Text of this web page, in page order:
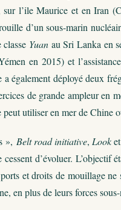
sur l’ile Maurice et en Iran
d’un sous-marin
Yuan au Sri Lanka en
en 2015) et
également déployé deux
de grande ampleur en
peut utiliser en mer de Chine
», Belt road initiative, Look
d’évoluer. L’objectif
et droits de mouillage
en plus de leurs forces